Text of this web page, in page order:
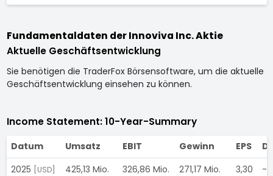
Fundamentaldaten der Innoviva Inc. Aktie
Aktuelle Geschäftsentwicklung
Sie benötigen die TraderFox Börsensoftware, um die aktuelle
Geschäftsentwicklung einsehen zu können.
Income Statement: 10-Year-Summary
Datum Umsatz EBIT Gewinn EPS
2025
[USD] 425,13 Mio. 326,86 Mio. 271,17 Mio. 3,30
-